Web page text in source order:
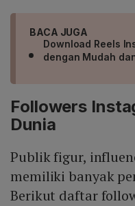
BACA JUGA
Download Reels
dengan Mudah
Followers
Dunia
Publik figur,
memiliki banyak
Berikut daftar